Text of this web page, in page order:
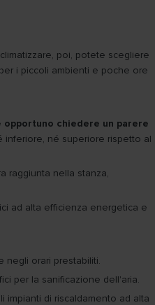
poi, potete scegliere
i piccoli ambienti e poche ore
opportuno chiedere un parere
inferiore, né superiore rispetto al
raggiunta nella stanza,
ad alta efficienza energetica e
negli orari prestabiliti.
per la sanificazione dell'aria.
di riscaldamento ad alta